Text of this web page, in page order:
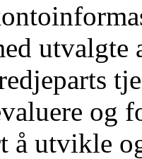
utvalgte
og
å utvikle